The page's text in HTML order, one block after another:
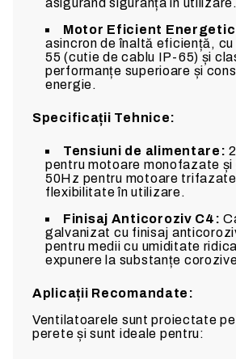
asigurând siguranța în utilizare.
Motor Eficient
asincron de înaltă eficiență,
55 (cutie de cablu IP-65) și
performanțe superioare și
energie.
Specificații Tehnice:
Tensiuni de alimentare:
pentru motoare monofazate și
50Hz pentru motoare
flexibilitate în utilizare.
Finisaj Anticoroziv C4:
galvanizat cu finisaj
pentru medii cu umiditate
expunere la substanțe
Aplicații Recomandate:
Ventilatoarele sunt proiectate
perete și sunt ideale pentru: